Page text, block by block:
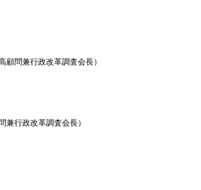
問兼行政改革調査会長）
兼行政改革調査会長）